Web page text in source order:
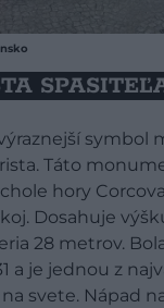
symbol
Táto
hory
Dosahuje
28 metrov.
a je jednou z
svete. Nápad